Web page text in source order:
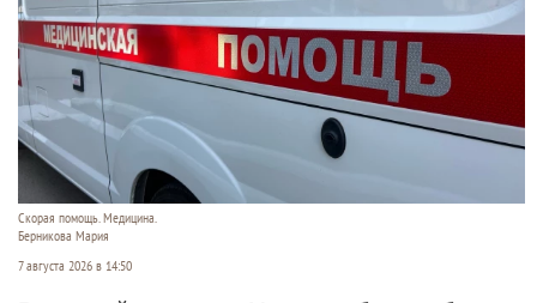
Скорая помощь. Медицина.
Берникова Мария
7 августа 2026 в 14:50